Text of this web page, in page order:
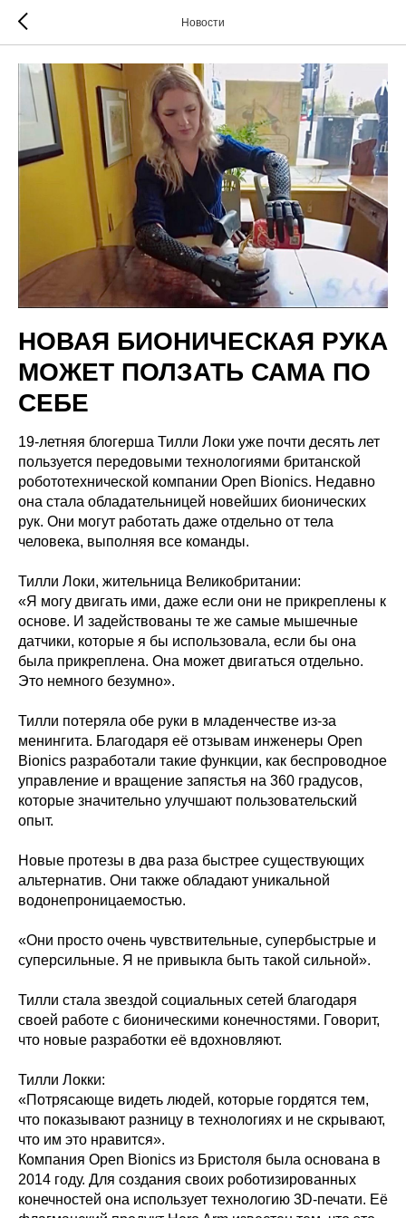
Новости
НОВАЯ БИОНИЧЕСКАЯ РУКА
МОЖЕТ ПОЛЗАТЬ САМА ПО
СЕБЕ
19-летняя блогерша Тилли Локи уже почти десять лет
пользуется передовыми технологиями британской
робототехнической компании Open Bionics. Недавно
она стала обладательницей новейших бионических
рук. Они могут работать даже отдельно от тела
человека, выполняя все команды.
Тилли Локи, жительница Великобритании:
«Я могу двигать ими, даже если они не прикреплены к
основе. И задействованы те же самые мышечные
датчики, которые я бы использовала, если бы она
была прикреплена. Она может двигаться отдельно.
Это немного безумно».
Тилли потеряла обе руки в младенчестве из-за
менингита. Благодаря её отзывам инженеры Open
Bionics разработали такие функции, как беспроводное
управление и вращение запястья на 360 градусов,
которые значительно улучшают пользовательский
опыт.
Новые протезы в два раза быстрее существующих
альтернатив. Они также обладают уникальной
водонепроницаемостью.
«Они просто очень чувствительные, супербыстрые и
суперсильные. Я не привыкла быть такой сильной».
Тилли стала звездой социальных сетей благодаря
своей работе с бионическими конечностями. Говорит,
что новые разработки её вдохновляют.
Тилли Локки:
«Потрясающе видеть людей, которые гордятся тем,
что показывают разницу в технологиях и не скрывают,
что им это нравится».
Компания Open Bionics из Бристоля была основана в
2014 году. Для создания своих роботизированных
конечностей она использует технологию 3D-печати. Её